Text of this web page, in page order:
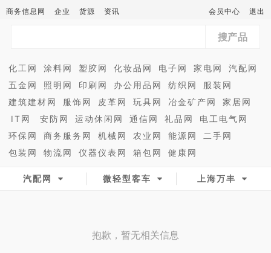
商务信息网 企业 货源 资讯 会员中心 退出
搜产品
化工网 涂料网 塑胶网 化妆品网 电子网 家电网
汽配网
五金网
照明网 印刷网 办公用品网 纺织网
服装网
建筑建材网
服饰网 皮革网 玩具网 冶金矿产网
家居网
IT网
安防网 运动休闲网 通信网 礼品网
电工电气网
环保网
商务服务网 机械网 农业网 能源网
二手网
包装网
物流网 仪器仪表网 箱包网 健康网
汽配网 微轻型客车 上海万丰
抱歉，暂无相关信息